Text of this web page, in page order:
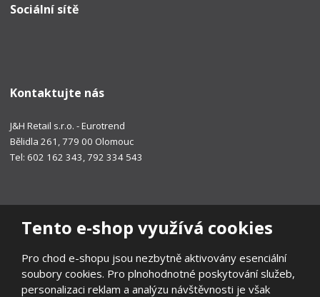
Tento e-shop využívá cookies
Pro chod e-shopu jsou nezbytně aktivovány esenciální
soubory cookies. Pro plnohodnotné poskytování služeb,
personalizaci reklam a analýzu návštěvnosti je však
Sociální sítě
Kontaktujte nás
J&H Retail s.r.o. - Eurotrend
Bělidla 261, 779 00 Olomouc
Tel: 602 162 343, 792 334 543